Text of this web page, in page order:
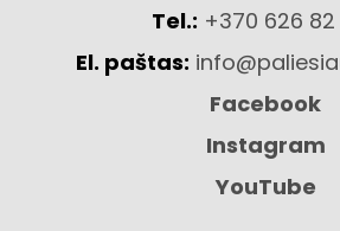
Tel.: +370 626
El. paštas:
Facebook
Instagram
YouTube